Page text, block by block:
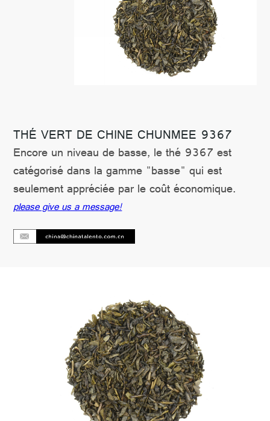
THÉ VERT DE CHINE CHUNMEE 9367
Encore un niveau de basse, le thé 9367 est
catégorisé dans la gamme "basse" qui est
seulement appréciée par le coût économique.
please give us a message!